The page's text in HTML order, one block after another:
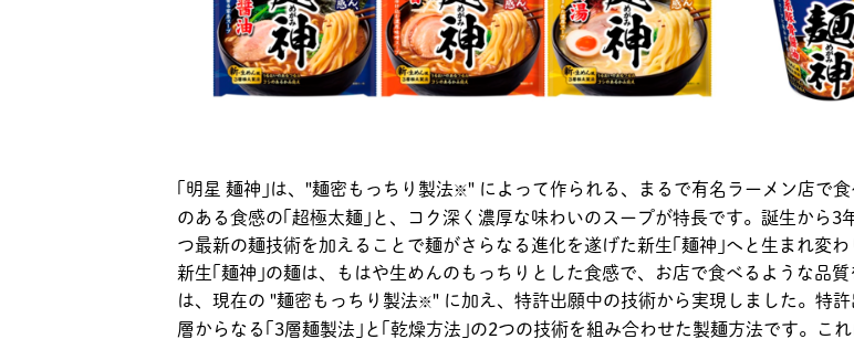
｢明星 麺神｣は、"麺密もっちり製法※" によって作られる、まるで有名ラーメン店で
のある食感の｢超極太麺｣と、コク深く濃厚な味わいのスープが特長です。誕生から3
つ最新の麺技術を加えることで麺がさらなる進化を遂げた新生｢麺神｣へと生まれ変わ
新生｢麺神｣の麺は、もはや生めんのもっちりとした食感で、お店で食べるような品
は、現在の "麺密もっちり製法※" に加え、特許出願中の技術から実現しました。特
層からなる｢3層麺製法｣と｢乾燥方法｣の2つの技術を組み合わせた製麺方法です。こ